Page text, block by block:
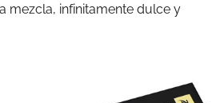
mezcla, infinitamente dulce y